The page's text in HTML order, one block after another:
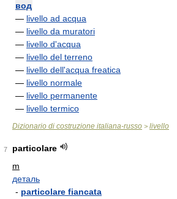
вод
— livello ad acqua
— livello da muratori
— livello d'acqua
— livello del terreno
— livello dell'acqua freatica
— livello normale
— livello permanente
— livello termico
Dizionario di costruzione italiana-russo > livello
7
particolare
m
деталь
- particolare fiancata